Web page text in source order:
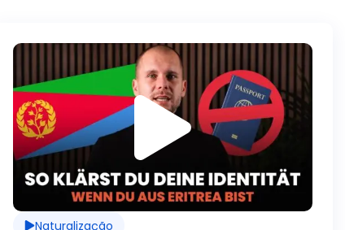
R
e
p
Naturalização